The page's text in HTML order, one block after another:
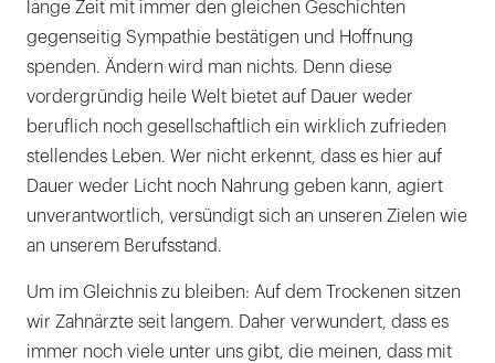
lange Zeit mit immer den gleichen Geschichten
gegenseitig Sympathie bestätigen und Hoffnung
spenden. Ändern wird man nichts. Denn diese
vordergründig heile Welt bietet auf Dauer weder
beruflich noch gesellschaftlich ein wirklich zufrieden
stellendes Leben. Wer nicht erkennt, dass es hier auf
Dauer weder Licht noch Nahrung geben kann, agiert
unverantwortlich, versündigt sich an unseren Zielen wie
an unserem Berufsstand.
Um im Gleichnis zu bleiben: Auf dem Trockenen sitzen
wir Zahnärzte seit langem. Daher verwundert, dass es
immer noch viele unter uns gibt, die meinen, dass mit